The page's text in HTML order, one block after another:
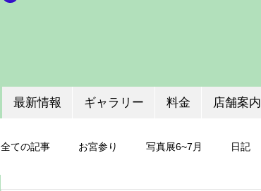
最新情報 ギャラリー 料金 店舗案内
全ての記事 お宮参り 写真展6~7月 日記